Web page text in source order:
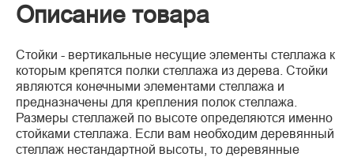
Описание товара
Стойки - вертикальные несущие элементы стеллажа к
которым крепятся полки стеллажа из дерева. Стойки
являются конечными элементами стеллажа и
предназначены для крепления полок стеллажа.
Размеры стеллажей по высоте определяются именно
стойками стеллажа. Если вам необходим деревянный
стеллаж нестандартной высоты, то деревянные